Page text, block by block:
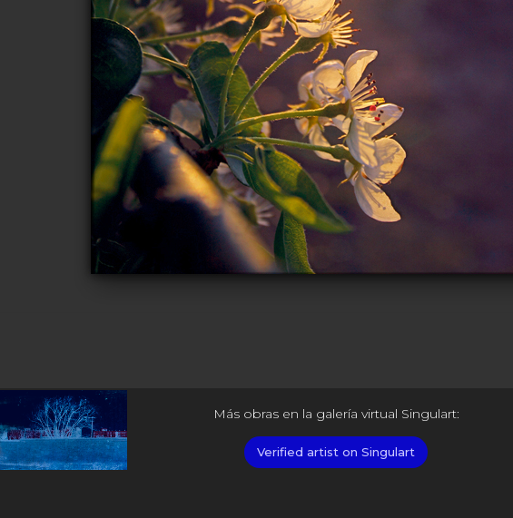
Más obras en la galería virtual Singulart:
Verified artist on Singulart